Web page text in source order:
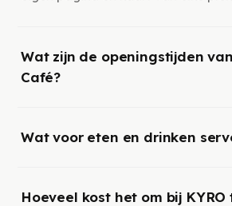
Wat zijn de openingstijden
Café?
Wat voor eten en drinken
Hoeveel kost het om bij KYRO